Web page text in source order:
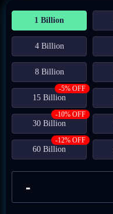
1 Billion
4 Billion
8 Billion
15 Billion
-5% OFF
30 Billion
-10% OFF
60 Billion
-12% OFF
-